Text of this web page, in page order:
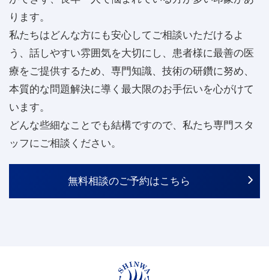
提供する為に、個人情報の取扱いを外部に委
託する場合があります。
個人情報に関するお問い合わせ
ご質問やご意見がございましたら、下記までお問
い合わせ下さい。
info@shinwa-clinic.jp
プライバシーポリシーの改訂につい
て
場合、当WEBサイトでお知らせ致します。
ります。
私たちはどんな方にも安心してご相談いただけるよ
う、話しやすい雰囲気を大切にし、患者様に最善の医
療をご提供するため、専門知識、技術の研鑽に努め、
本質的な問題解決に導く最大限のお手伝いを心がけて
います。
どんな些細なことでも結構ですので、私たち専門スタ
ッフにご相談ください。
無料相談のご予約はこちら